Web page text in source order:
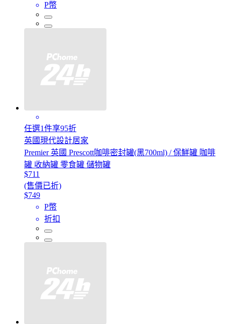
P幣
任選1件享95折
英國現代設計居家
Premier 英國 Prescott咖啡密封罐(黑700ml) / 保鮮罐 咖啡
罐 收納罐 零食罐 儲物罐
$711
(售價已折)
$749
P幣
折扣